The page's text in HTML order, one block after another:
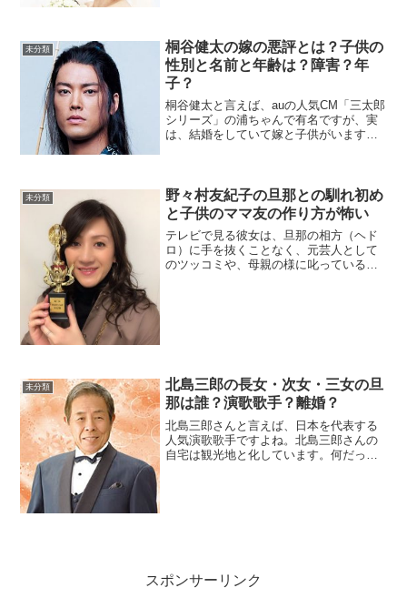
供ちゃんたちの事につ...
未分類
桐谷健太の嫁の悪評とは？子供の
性別と名前と年齢は？障害？年
子？
桐谷健太と言えば、auの人気CM「三太郎
シリーズ」の浦ちゃんで有名ですが、実
は、結婚をしていて嫁と子供がいます。
年4月2日に一般...
未分類
野々村友紀子の旦那との馴れ初め
と子供のママ友の作り方が怖い
テレビで見る彼女は、旦那の相方（ヘド
ロ）に手を抜くことなく、元芸人として
のツッコミや、母親の様に叱っている
未分類
北島三郎の長女・次女・三女の旦
那は誰？演歌歌手？離婚？
北島三郎さんと言えば、日本を代表する
人気演歌歌手ですよね。北島三郎さんの
自宅は観光地と化しています。何だった
スポンサーリンク